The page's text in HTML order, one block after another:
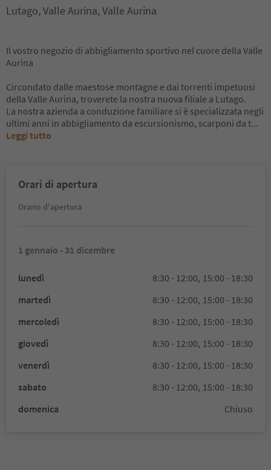
Lutago, Valle Aurina, Valle Aurina
Il vostro negozio di abbigliamento sportivo nel cuore della Valle
Aurina
Circondato dalle maestose montagne e dai torrenti impetuosi
della Valle Aurina, troverete la nostra nuova filiale a Lutago.
La nostra azienda a conduzione familiare si è specializzata negli
ultimi anni in abbigliamento da escursionismo, scarponi da t...
Leggi tutto
Orari di apertura
Orario d'apertura
1 gennaio - 31 dicembre
lunedì 8:30 - 12:00, 15:00 - 18:30
martedì
8:30 - 12:00, 15:00 - 18:30
mercoledì
8:30 - 12:00, 15:00 - 18:30
giovedì
8:30 - 12:00, 15:00 - 18:30
venerdì
8:30 - 12:00, 15:00 - 18:30
sabato
8:30 - 12:00, 15:00 - 18:30
domenica
Chiuso